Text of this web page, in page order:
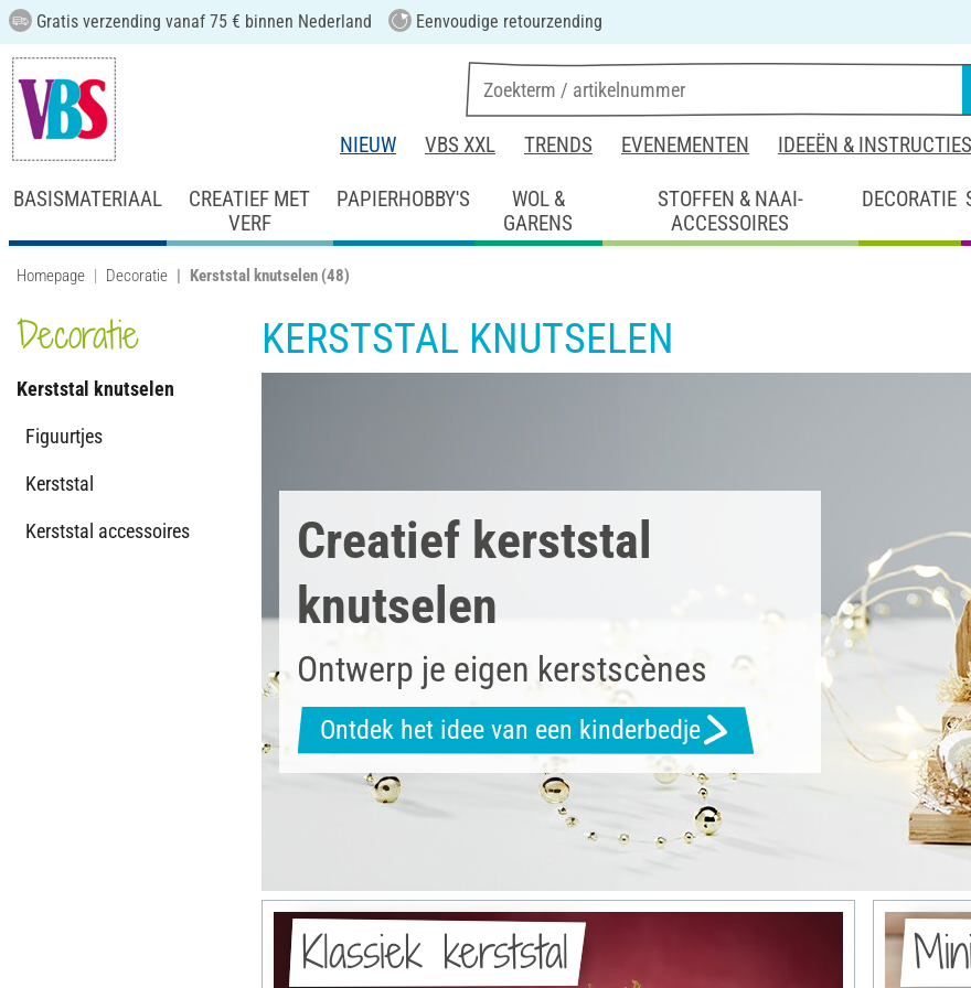
Gratis verzending vanaf 75 € binnen Nederland Eenvoudige retourzending
NIEUW VBS XXL TRENDS EVENEMENTEN IDEEËN & INSTRUCTIES
BASISMATERIAAL
CREATIEF MET
VERF
PAPIERHOBBY'S
WOL &
GARENS
STOFFEN & NAAI-
ACCESSOIRES
DECORATIE
Homepage Decoratie Kerststal knutselen (48)
Decoratie
Kerststal knutselen
Figuurtjes
Kerststal
Kerststal accessoires
KERSTSTAL KNUTSELEN
Creatief kerststal
knutselen
Ontwerp je eigen kerstscènes
Ontdek het idee van een kinderbedje
Klassiek kerststal